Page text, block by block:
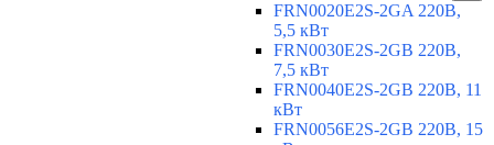
FRN0020E2S-2GA 220В,
5,5 кВт
FRN0030E2S-2GB 220В,
7,5 кВт
FRN0040E2S-2GB 220В, 11
кВт
FRN0056E2S-2GB 220В, 15